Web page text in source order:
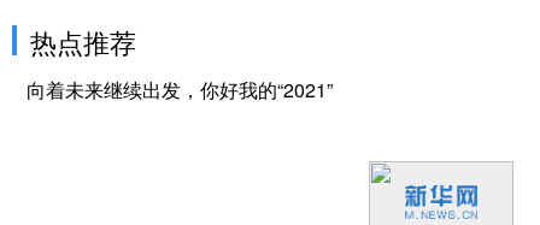
热点推荐
向着未来继续出发，你好我的“2021”